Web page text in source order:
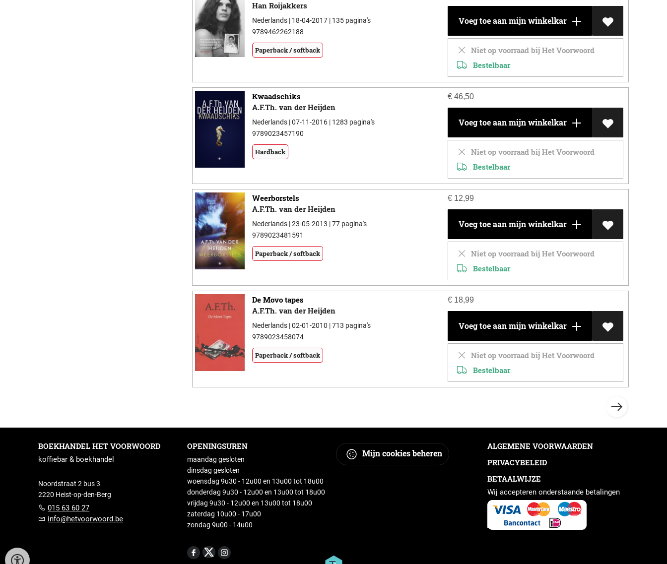
Han Roijakkers
Nederlands | 18-04-2017 | 135 pagina's
9789462262188
Paperback / softback
Voeg toe aan mijn winkelkar
Niet op voorraad bij Het Voorwoord
Bestelbaar
Kwaadschiks
A.F.Th. van der Heijden
Nederlands | 07-11-2016 | 1283 pagina's
9789023457190
Hardback
€ 46,50
Voeg toe aan mijn winkelkar
Niet op voorraad bij Het Voorwoord
Bestelbaar
Weerborstels
A.F.Th. van der Heijden
Nederlands | 23-05-2013 | 77 pagina's
9789023481591
Paperback / softback
€ 12,99
Voeg toe aan mijn winkelkar
Niet op voorraad bij Het Voorwoord
Bestelbaar
De Movo tapes
A.F.Th. van der Heijden
Nederlands | 02-01-2010 | 713 pagina's
9789023458074
Paperback / softback
€ 18,99
Voeg toe aan mijn winkelkar
Niet op voorraad bij Het Voorwoord
Bestelbaar
BOEKHANDEL HET VOORWOORD
koffiebar & boekhandel
Noordstraat 2 bus 3
2220 Heist-op-den-Berg
015 63 60 27
info@hetvoorwoord.be
OPENINGSUREN
maandag gesloten
dinsdag gesloten
woensdag 9u30 - 12u00 en 13u00 tot 18u00
donderdag 9u30 - 12u00 en 13u00 tot 18u00
vrijdag 9u30 - 12u00 en 13u00 tot 18u00
zaterdag 10u00 - 17u00
zondag 9u00 - 14u00
Mijn cookies beheren
ALGEMENE VOORWAARDEN
PRIVACYBELEID
BETAALWIJZE
Wij accepteren onderstaande betalingen